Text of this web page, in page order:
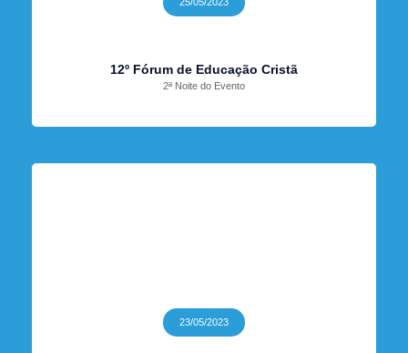
12º Fórum de Educação Cristã
2ª Noite do Evento
23/05/2023